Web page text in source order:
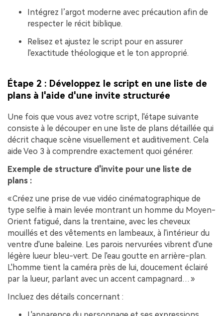
Intégrez l’argot moderne avec précaution afin de
respecter le récit biblique.
Relisez et ajustez le script pour en assurer
l'exactitude théologique et le ton approprié.
Étape 2 : Développez le script en une liste de
plans à l'aide d'une invite structurée
Une fois que vous avez votre script, l'étape suivante
consiste à le découper en une liste de plans détaillée qui
décrit chaque scène visuellement et auditivement. Cela
aide Veo 3 à comprendre exactement quoi générer.
Exemple de structure d'invite pour une liste de
plans :
« Créez une prise de vue vidéo cinématographique de
type selfie à main levée montrant un homme du Moyen-
Orient fatigué, dans la trentaine, avec les cheveux
mouillés et des vêtements en lambeaux, à l'intérieur du
ventre d'une baleine. Les parois nervurées vibrent d'une
légère lueur bleu-vert. De l'eau goutte en arrière-plan.
L'homme tient la caméra près de lui, doucement éclairé
par la lueur, parlant avec un accent campagnard… »
Incluez des détails concernant :